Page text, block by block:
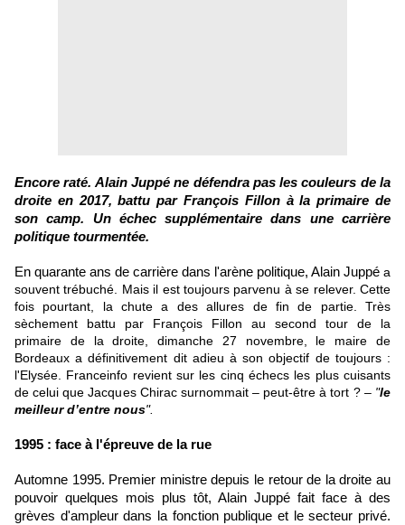
Encore raté. Alain Juppé ne défendra pas les couleurs de la
droite en 2017, battu par François Fillon à la primaire de
son camp. Un échec supplémentaire dans une carrière
politique tourmentée.
En quarante ans de carrière dans l'arène politique, Alain Juppé a
souvent trébuché. Mais il est toujours parvenu à se relever. Cette
fois pourtant, la chute a des allures de fin de partie. Très
sèchement battu par François Fillon au second tour de la
primaire de la droite , dimanche 27 novembre, le maire de
Bordeaux a définitivement dit adieu à son objectif de toujours :
l'Elysée. Franceinfo revient sur les cinq échecs les plus cuisants
de celui que Jacques Chirac surnommait – peut-être à tort ? – "le
meilleur d’entre nous".
1995 : face à l'épreuve de la rue
Automne 1995. Premier ministre depuis le retour de la droite au
pouvoir quelques mois plus tôt, Alain Juppé fait face à des
grèves d'ampleur dans la fonction publique et le secteur privé.